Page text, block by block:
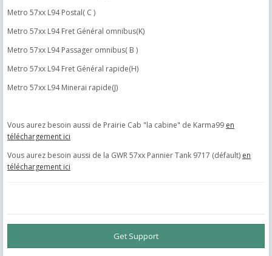
Metro 57xx L94 Postal( C )
Metro 57xx L94 Fret Général omnibus(K)
Metro 57xx L94 Passager omnibus( B )
Metro 57xx L94 Fret Général rapide(H)
Metro 57xx L94 Minerai rapide(J)
Vous aurez besoin aussi de Prairie Cab "la cabine" de Karma99 en
téléchargement ici
Vous aurez besoin aussi de la GWR 57xx Pannier Tank 9717 (défault) en
téléchargement ici
Get Support